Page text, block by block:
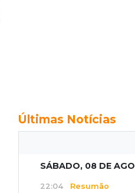
Últimas Notícias
SÁBADO, 08 DE
22:04 Resumão